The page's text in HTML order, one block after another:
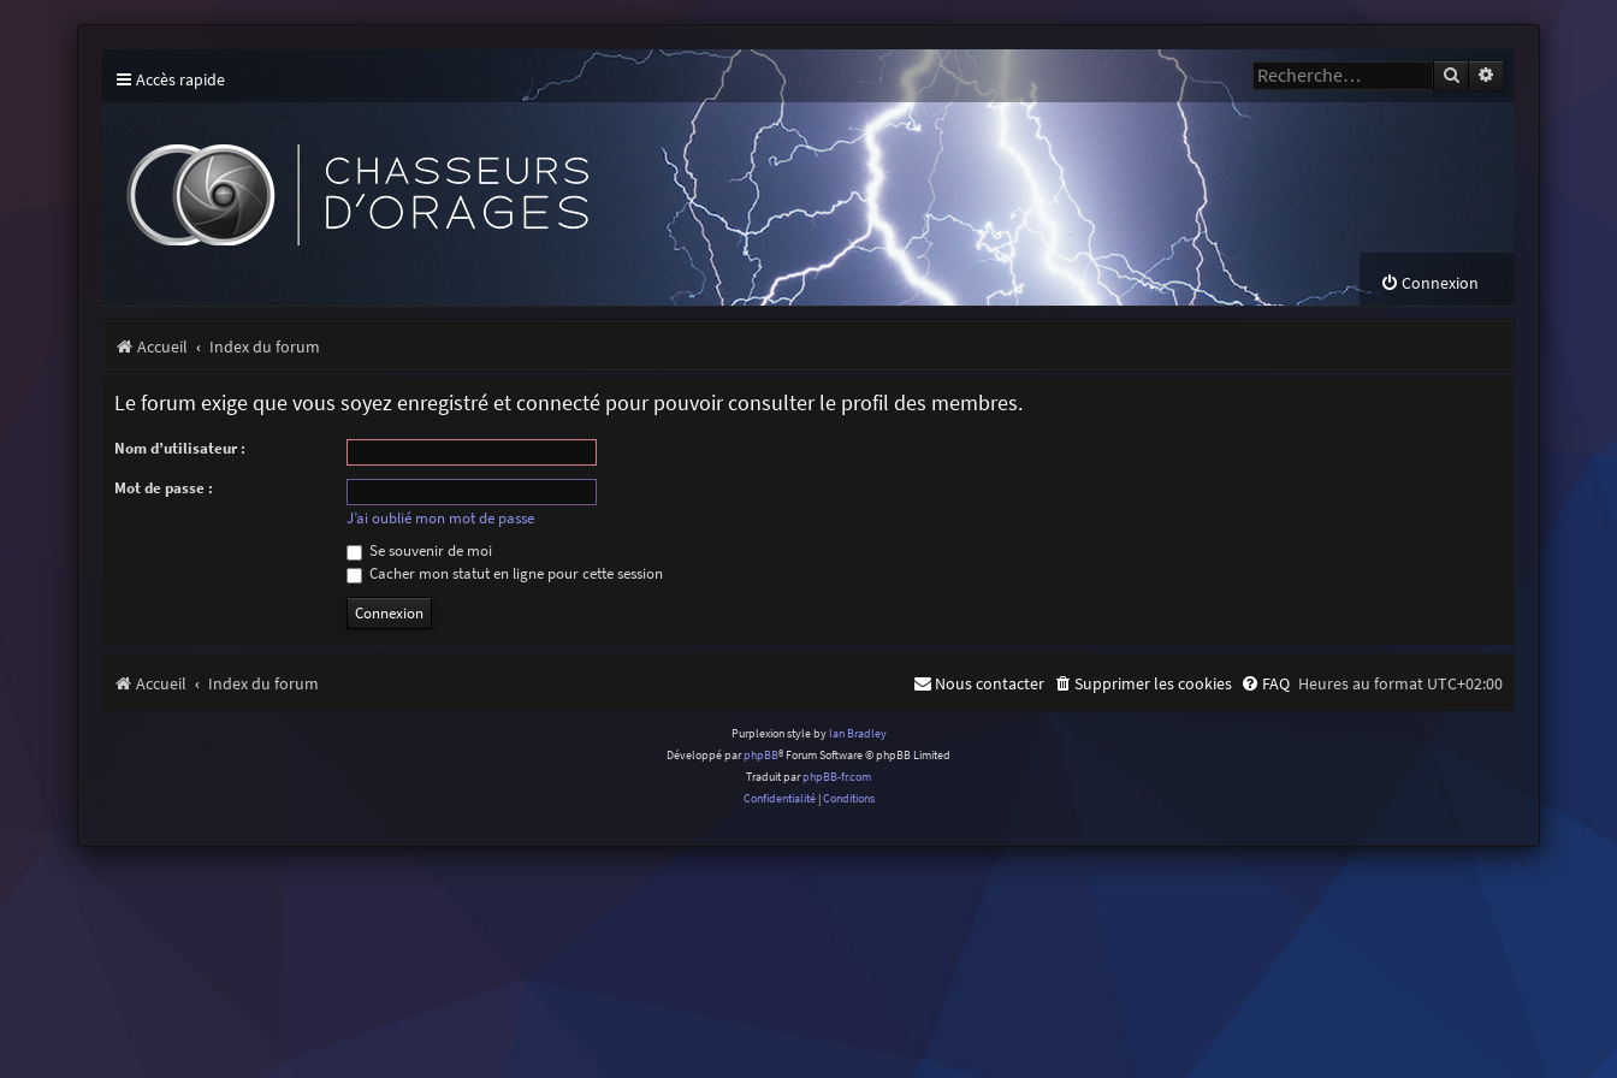
Accès rapide Rechercher
Connexion
Accueil Index du forum
Le forum exige que vous soyez enregistré et connecté pour pouvoir consulter le profil des membres.
Nom d’utilisateur :
Mot de passe :
J’ai oublié mon mot de passe
Se souvenir de moi
Cacher mon statut en ligne pour cette session
Accueil Index du forum Heures au format UTC+02:00
FAQ
Supprimer les cookies
Nous contacter
Purplexion style by Ian Bradley
Développé parphpBB® Forum Software © phpBB Limited
Traduit parphpBB-fr.com
Confidentialité|Conditions